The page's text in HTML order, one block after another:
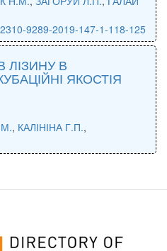
9289-2019-147-1-118-125
ЛІЗИНУ В
ЯКОСТІЯ
, КАЛІНІНА Г.П.,